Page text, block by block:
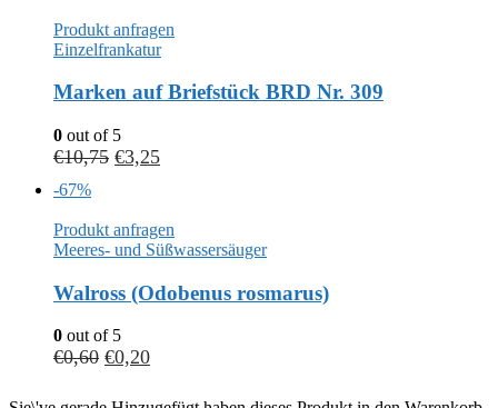
Produkt anfragen
Einzelfrankatur
Marken auf Briefstück BRD Nr. 309
0 out of 5
€10,75 €3,25
-67%
Produkt anfragen
Meeres- und Süßwassersäuger
Walross (Odobenus rosmarus)
0 out of 5
€0,60 €0,20